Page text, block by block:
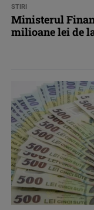
STIRI
Ministerul
milioane lei de